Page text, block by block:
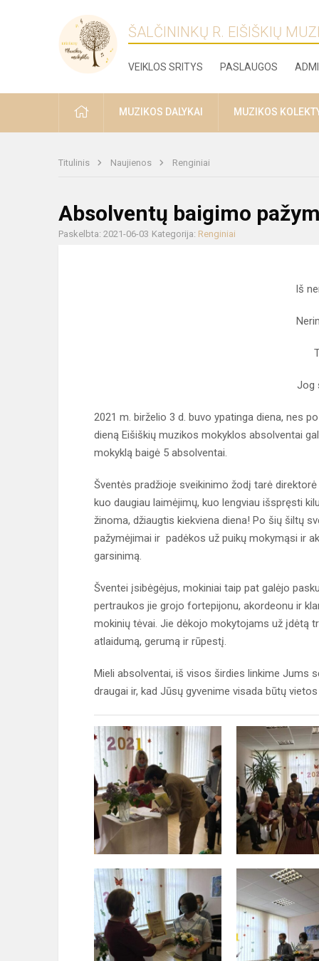
ŠALČININKŲ R. EIŠIŠKIŲ
VEIKLOS SRITYS PASLAUGOS
PRADŽIAMUZIKOS DALYKAI MUZIKOS
Titulinis Naujienos Renginiai
Absolventų baigimo
Paskelbta: 2021-06-03 Kategorija: Renginiai
Iš
Jog
2021 m. birželio 3 d. buvo ypatinga diena, nes
dieną Eišiškių muzikos mokyklos absolventai
mokyklą baigė 5 absolventai.
Šventės pradžioje sveikinimo žodį tarė
kuo daugiau laimėjimų, kuo lengviau išspręsti
žinoma, džiaugtis kiekviena diena! Po šių šiltų
pažymėjimai ir padėkos už puikų mokymąsi ir
garsinimą.
Šventei įsibėgėjus, mokiniai taip pat galėjo
pertraukos jie grojo fortepijonu, akordeonu ir
mokinių tėvai. Jie dėkojo mokytojams už įdėtą
atlaidumą, gerumą ir rūpestį.
Mieli absolventai, iš visos širdies linkime Jums
draugai ir, kad Jūsų gyvenime visada būtų